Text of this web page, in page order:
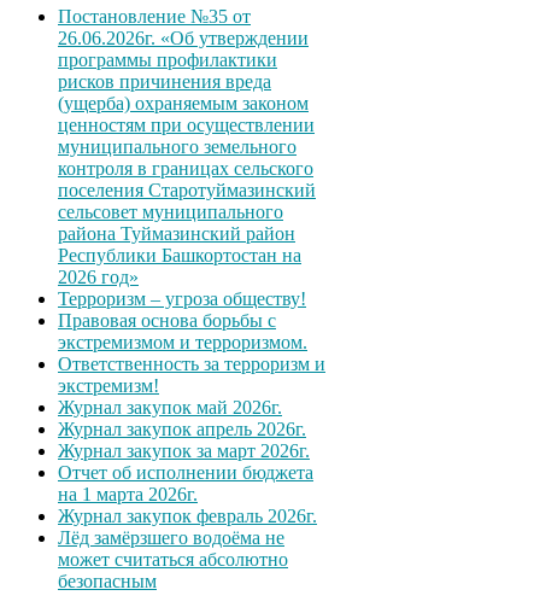
Постановление №35 от
26.06.2026г. «Об утверждении
программы профилактики
рисков причинения вреда
(ущерба) охраняемым законом
ценностям при осуществлении
муниципального земельного
контроля в границах сельского
поселения Старотуймазинский
сельсовет муниципального
района Туймазинский район
Республики Башкортостан на
2026 год»
Терроризм – угроза обществу!
Правовая основа борьбы с
экстремизмом и терроризмом.
Ответственность за терроризм и
экстремизм!
Журнал закупок май 2026г.
Журнал закупок апрель 2026г.
Журнал закупок за март 2026г.
Отчет об исполнении бюджета
на 1 марта 2026г.
Журнал закупок февраль 2026г.
Лёд замёрзшего водоёма не
может считаться абсолютно
безопасным